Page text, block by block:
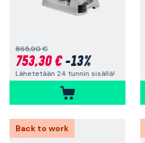
865,90 €
753,30 €-13%
Lähetetään 24 tunnin sisällä!
Back to work